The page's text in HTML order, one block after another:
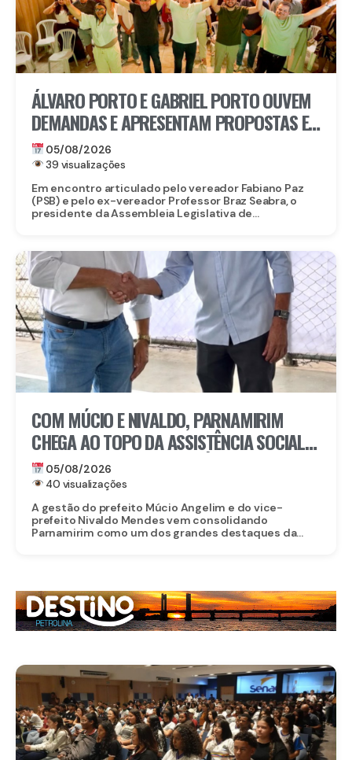
ÁLVARO PORTO E GABRIEL PORTO OUVEM
DEMANDAS E APRESENTAM PROPOSTAS E
PROJETOS A LIDERANÇAS DE PAULISTA
05/08/2026
39 visualizações
Em encontro articulado pelo vereador Fabiano Paz
(PSB) e pelo ex-vereador Professor Braz Seabra, o
presidente da Assembleia Legislativa de...
COM MÚCIO E NIVALDO, PARNAMIRIM
CHEGA AO TOPO DA ASSISTÊNCIA SOCIAL
EM PERNAMBUCO: MUNICÍPIO ALCANÇA A
4ª COLOCAÇÃO ENTRE OS 184 MUNICÍPIOS
DO ESTADO NA GESTÃO DO CADASTRO
ÚNICO E DO PROGRAMA BOLSA FAMÍLIA
05/08/2026
40 visualizações
A gestão do prefeito Múcio Angelim e do vice-
prefeito Nivaldo Mendes vem consolidando
Parnamirim como um dos grandes destaques da...